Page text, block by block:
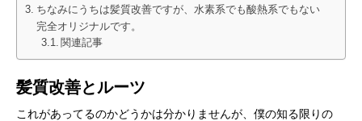
ちなみにうちは髪質改善ですが、水素系でも酸熱系でもない
完全オリジナルです。
関連記事
髪質改善とルーツ
これがあってるのかどうかは分かりませんが、僕の知る限りの